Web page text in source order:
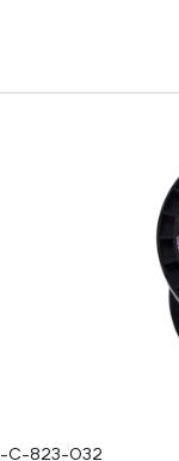
C-823-032